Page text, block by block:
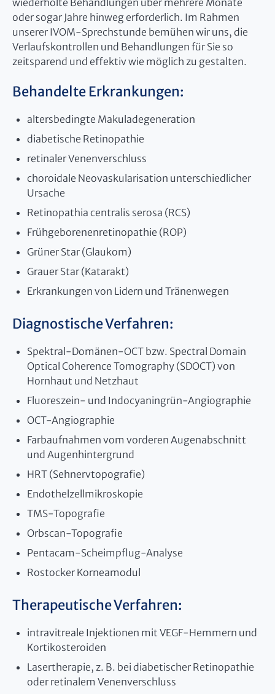
wiederholte Behandlungen über mehrere Monate
oder sogar Jahre hinweg erforderlich. Im Rahmen
unserer IVOM-Sprechstunde bemühen wir uns, die
Verlaufskontrollen und Behandlungen für Sie so
zeitsparend und effektiv wie möglich zu gestalten.
Behandelte Erkrankungen:
altersbedingte Makuladegeneration
diabetische Retinopathie
retinaler Venenverschluss
choroidale Neovaskularisation unterschiedlicher
Ursache
Retinopathia centralis serosa (RCS)
Frühgeborenenretinopathie (ROP)
Grüner Star (Glaukom)
Grauer Star (Katarakt)
Erkrankungen von Lidern und Tränenwegen
Diagnostische Verfahren:
Spektral-Domänen-OCT bzw. Spectral Domain
Optical Coherence Tomography (SDOCT) von
Hornhaut und Netzhaut
Fluoreszein- und Indocyaningrün-Angiographie
OCT-Angiographie
Farbaufnahmen vom vorderen Augenabschnitt
und Augenhintergrund
HRT (Sehnervtopografie)
Endothelzellmikroskopie
TMS-Topografie
Orbscan-Topografie
Pentacam-Scheimpflug-Analyse
Rostocker Korneamodul
Therapeutische Verfahren:
intravitreale Injektionen mit VEGF-Hemmern und
Kortikosteroiden
Lasertherapie, z. B. bei diabetischer Retinopathie
oder retinalem Venenverschluss